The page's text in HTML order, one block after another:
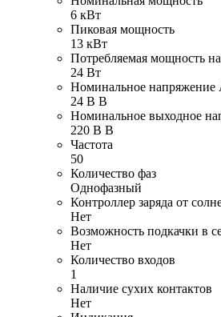
6 кВт
Пиковая мощность
13 кВт
Потребляемая мощность
24 Вт
Номинальное
24 В В
Номинальное выходное
220 В В
Частота
50
Количество фаз
Однофазный
Контроллер заряда от
Нет
Возможность подкачки в
Нет
Количество входов
1
Наличие сухих контактов
Нет